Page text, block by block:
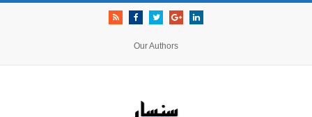
RSS FacebookTwitterGoogle+LinkedIn
Our Authors